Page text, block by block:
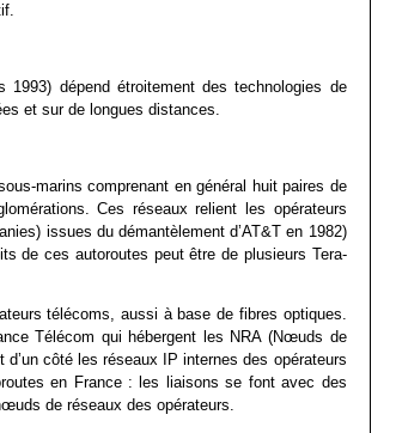
dépend étroitement des technologies de
et sur de longues distances.
marins comprenant en général huit paires de
Ces réseaux relient les opérateurs
issues du démantèlement d’AT&T en 1982)
de ces autoroutes peut être de plusieurs Tera-
télécoms, aussi à base de fibres optiques.
Télécom qui hébergent les NRA (Nœuds de
côté les réseaux IP internes des opérateurs
en France : les liaisons se font avec des
de réseaux des opérateurs.